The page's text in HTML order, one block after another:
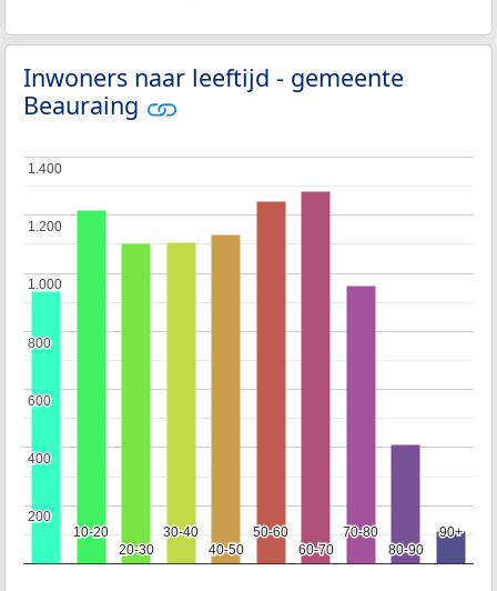
Inwoners naar leeftijd - gemeente
Beauraing
10-20
10-20
20-30
20-30
30-40
30-40
40-50
40-50
50-60
50-60
60-70
60-70
70-80
70-80
80-90
80-90
90+
90+
200
200
400
400
600
600
800
800
1.000
1.000
1.200
1.200
1.400
1.400